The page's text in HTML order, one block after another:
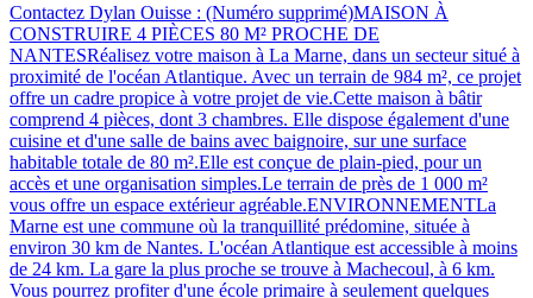
Contactez Dylan Ouisse : (Numéro supprimé)MAISON À
CONSTRUIRE 4 PIÈCES 80 M² PROCHE DE
NANTESRéalisez votre maison à La Marne, dans un secteur situé à
proximité de l'océan Atlantique. Avec un terrain de 984 m², ce projet
offre un cadre propice à votre projet de vie.Cette maison à bâtir
comprend 4 pièces, dont 3 chambres. Elle dispose également d'une
cuisine et d'une salle de bains avec baignoire, sur une surface
habitable totale de 80 m².Elle est conçue de plain-pied, pour un
accès et une organisation simples.Le terrain de près de 1 000 m²
vous offre un espace extérieur agréable.ENVIRONNEMENTLa
Marne est une commune où la tranquillité prédomine, située à
environ 30 km de Nantes. L'océan Atlantique est accessible à moins
de 24 km. La gare la plus proche se trouve à Machecoul, à 6 km.
Vous pourrez profiter d'une école primaire à seulement quelques